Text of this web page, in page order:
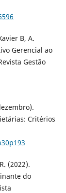
B, A.
Gerencial ao
Gestão
Critérios
(2022).
do